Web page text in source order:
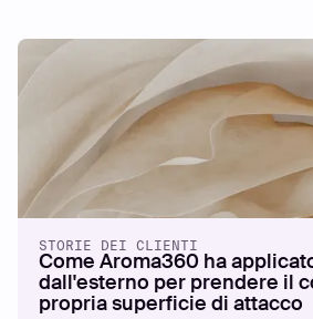
STORIE DEI CLIENTI
Come Aroma360 ha
dall'esterno per prendere il
propria superficie di attacco